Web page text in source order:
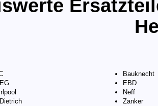
Bauknecht
EBD
Neff
Zanker